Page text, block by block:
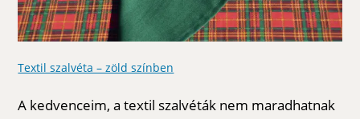
Textil szalvéta – zöld színben
A kedvenceim, a textil szalvéták nem maradhatnak